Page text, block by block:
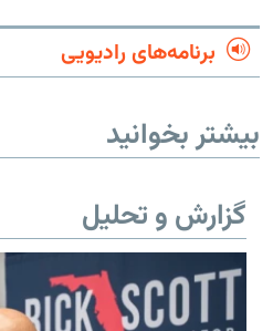
برنامه‌های رادیویی
بیشتر بخوانید
گزارش و تحلیل